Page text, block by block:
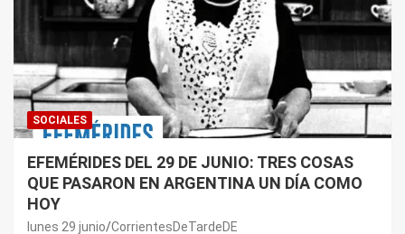
SOCIALES
EFEMÉRIDES DEL 29 DE JUNIO: TRES COSAS
QUE PASARON EN ARGENTINA UN DÍA COMO
HOY
lunes 29 junio CorrientesDeTardeDE